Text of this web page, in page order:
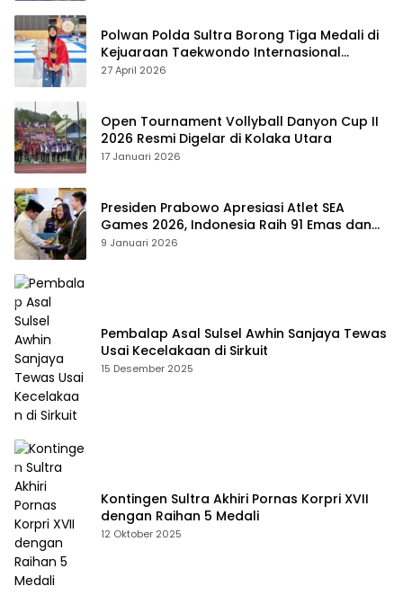
Polwan Polda Sultra Borong Tiga Medali di
Kejuaraan Taekwondo Internasional
Jepang
27 April 2026
Open Tournament Vollyball Danyon Cup II
2026 Resmi Digelar di Kolaka Utara
17 Januari 2026
Presiden Prabowo Apresiasi Atlet SEA
Games 2026, Indonesia Raih 91 Emas dan
Kembali ke Dua Besar
9 Januari 2026
Pembalap Asal Sulsel Awhin Sanjaya Tewas
Usai Kecelakaan di Sirkuit
15 Desember 2025
Kontingen Sultra Akhiri Pornas Korpri XVII
dengan Raihan 5 Medali
12 Oktober 2025